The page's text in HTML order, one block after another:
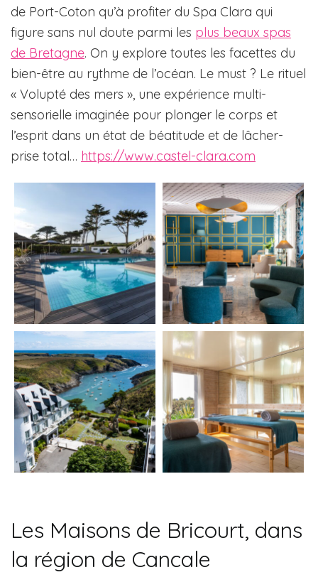
de Port-Coton qu’à profiter du Spa Clara qui
figure sans nul doute parmi les plus beaux spas
de Bretagne. On y explore toutes les facettes du
bien-être au rythme de l’océan. Le must ? Le rituel
« Volupté des mers », une expérience multi-
sensorielle imaginée pour plonger le corps et
l’esprit dans un état de béatitude et de lâcher-
prise total… https://www.castel-clara.com
Les Maisons de Bricourt, dans
la région de Cancale